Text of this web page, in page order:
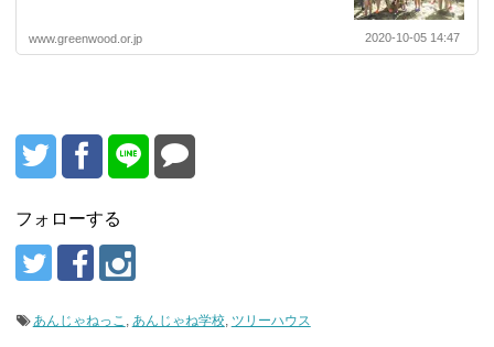
www.greenwood.or.jp 2020-10-05 14:47
フォローする
あんじゃねっこ あんじゃね学校, ツリーハウス